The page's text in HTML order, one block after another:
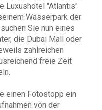
Luxushotel "Atlantis"
Wasserpark der
Sie nun eines
die Dubai Mall oder
zahlreichen
freie Zeit
einen Fotostopp ein
von der